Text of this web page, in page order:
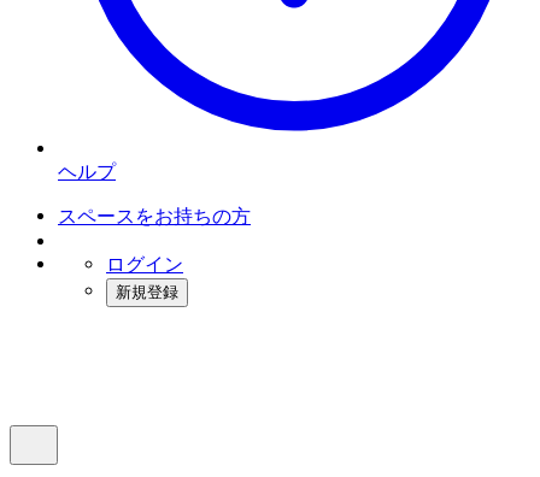
ヘルプ
スペースをお持ちの方
ログイン
新規登録